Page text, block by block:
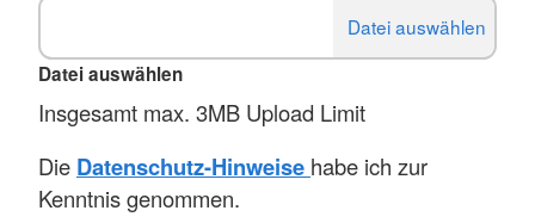
Datei auswählen
Insgesamt max. 3MB Upload Limit
Die Datenschutz-Hinweise habe ich zur
Kenntnis genommen.